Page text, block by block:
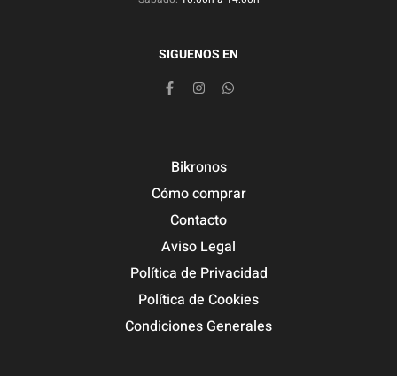
SIGUENOS EN
Bikronos
Cómo comprar
Contacto
Aviso Legal
Política de Privacidad
Política de Cookies
Condiciones Generales